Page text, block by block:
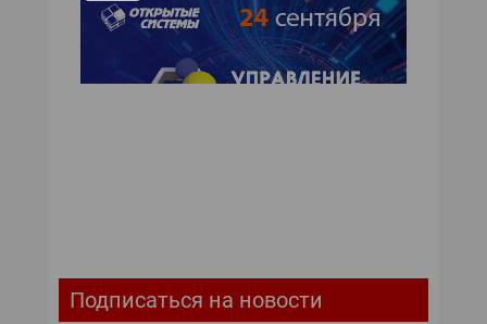
Подписаться на новости